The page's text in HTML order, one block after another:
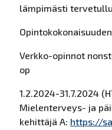
lämpimästi
Verkko-opinnot
op
1.2.2024-31.7.2024
Mielenterveys- ja
kehittäjä A: https://